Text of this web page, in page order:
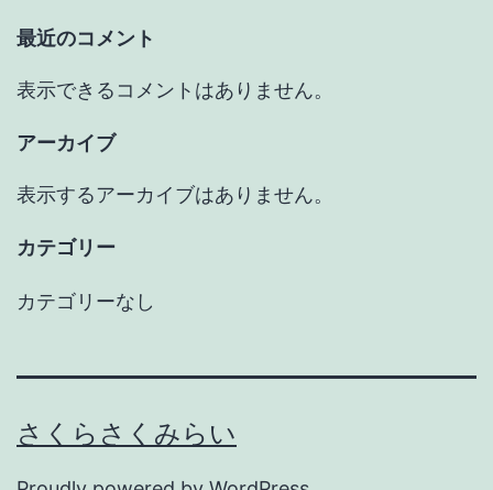
最近のコメント
表示できるコメントはありません。
アーカイブ
表示するアーカイブはありません。
カテゴリー
カテゴリーなし
さくらさくみらい